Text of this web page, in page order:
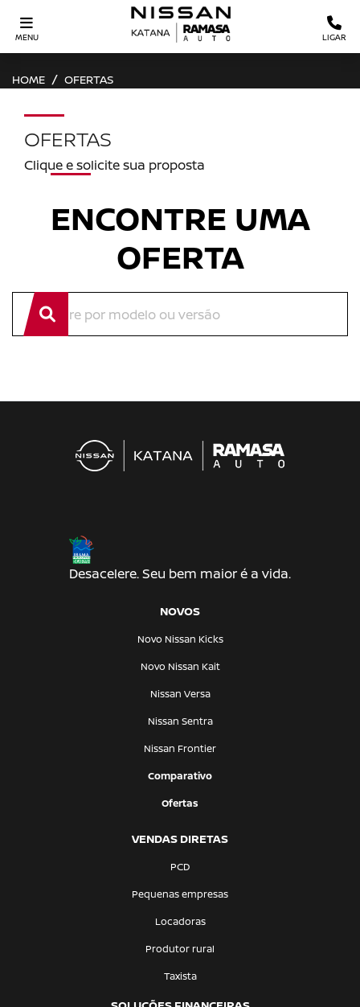
MENU LIGAR
HOME OFERTAS
OFERTAS
Clique e solicite sua proposta
ENCONTRE UMA
OFERTA
Desacelere. Seu bem maior é a vida.
NOVOS
Novo Nissan Kicks
Novo Nissan Kait
Nissan Versa
Nissan Sentra
Nissan Frontier
Comparativo
Ofertas
VENDAS DIRETAS
PCD
Pequenas empresas
Locadoras
Produtor rural
Taxista